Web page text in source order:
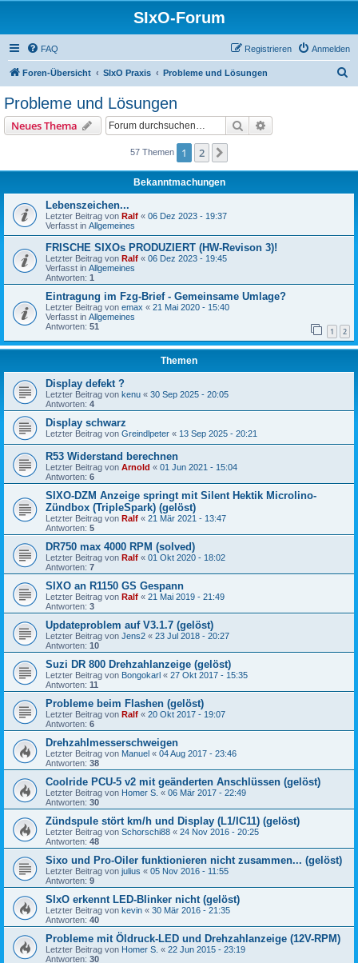
SIxO-Forum
FAQ Anmelden
Registrieren
Foren-Übersicht SIxO Praxis Probleme und Lösungen
Probleme und Lösungen
Neues Thema Suche
57 Themen 1 2
Bekanntmachungen
Lebenszeichen...
Letzter Beitrag von Ralf « 06 Dez 2023 - 19:37
Verfasst in Allgemeines
FRISCHE SIXOs PRODUZIERT (HW-Revison 3)!
Letzter Beitrag von Ralf « 06 Dez 2023 - 19:45
Verfasst in Allgemeines
Antworten: 1
Eintragung im Fzg-Brief - Gemeinsame Umlage?
Letzter Beitrag von emax « 21 Mai 2020 - 15:40
Verfasst in Allgemeines
Antworten: 51 1 2
Themen
Display defekt ?
Letzter Beitrag von kenu « 30 Sep 2025 - 20:05
Antworten: 4
Display schwarz
Letzter Beitrag von Greindlpeter « 13 Sep 2025 - 20:21
R53 Widerstand berechnen
Letzter Beitrag von Arnold « 01 Jun 2021 - 15:04
Antworten: 6
SIXO-DZM Anzeige springt mit Silent Hektik Microlino-
Zündbox (TripleSpark) (gelöst)
Letzter Beitrag von Ralf « 21 Mär 2021 - 13:47
Antworten: 5
DR750 max 4000 RPM (solved)
Letzter Beitrag von Ralf « 01 Okt 2020 - 18:02
Antworten: 7
SIXO an R1150 GS Gespann
Letzter Beitrag von Ralf « 21 Mai 2019 - 21:49
Antworten: 3
Updateproblem auf V3.1.7 (gelöst)
Letzter Beitrag von Jens2 « 23 Jul 2018 - 20:27
Antworten: 10
Suzi DR 800 Drehzahlanzeige (gelöst)
Letzter Beitrag von Bongokarl « 27 Okt 2017 - 15:35
Antworten: 11
Probleme beim Flashen (gelöst)
Letzter Beitrag von Ralf « 20 Okt 2017 - 19:07
Antworten: 6
Drehzahlmesserschweigen
Letzter Beitrag von Manuel « 04 Aug 2017 - 23:46
Antworten: 38
Coolride PCU-5 v2 mit geänderten Anschlüssen (gelöst)
Letzter Beitrag von Homer S. « 06 Mär 2017 - 22:49
Antworten: 30
Zündspule stört km/h und Display (L1/IC11) (gelöst)
Letzter Beitrag von Schorschi88 « 24 Nov 2016 - 20:25
Antworten: 48
Sixo und Pro-Oiler funktionieren nicht zusammen... (gelöst)
Letzter Beitrag von julius « 05 Nov 2016 - 11:55
Antworten: 9
SIxO erkennt LED-Blinker nicht (gelöst)
Letzter Beitrag von kevin « 30 Mär 2016 - 21:35
Antworten: 40
Probleme mit Öldruck-LED und Drehzahlanzeige (12V-RPM)
Letzter Beitrag von Homer S. « 22 Jun 2015 - 23:19
Antworten: 30